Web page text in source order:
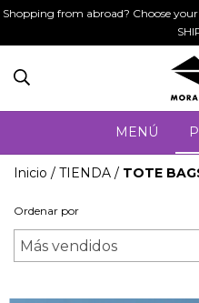
Shopping from abroad? Choose
MENÚ
Inicio / TIENDA / TOTE
Ordenar por